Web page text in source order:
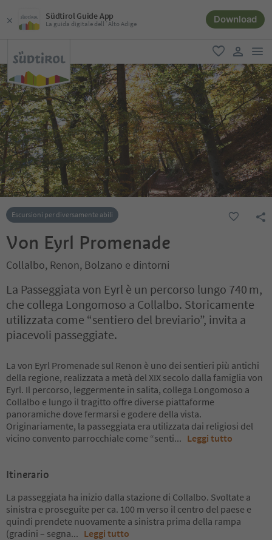
Südtirol Guide App
La guida digitale dell´Alto Adige Download
favoriti
user link
Escursioni per diversamente abili
Von Eyrl Promenade
Collalbo, Renon, Bolzano e dintorni
La Passeggiata von Eyrl è un percorso lungo 740 m,
che collega Longomoso a Collalbo. Storicamente
utilizzata come “sentiero del breviario”, invita a
piacevoli passeggiate.
La von Eyrl Promenade sul Renon è uno dei sentieri più antichi
della regione, realizzata a metà del XIX secolo dalla famiglia von
Eyrl. Il percorso, leggermente in salita, collega Longomoso a
Collalbo e lungo il tragitto offre diverse piattaforme
panoramiche dove fermarsi e godere della vista.
Originariamente, la passeggiata era utilizzata dai religiosi del
vicino convento parrocchiale come “senti... Leggi tutto
Itinerario
La passeggiata ha inizio dalla stazione di Collalbo. Svoltate a
sinistra e proseguite per ca. 100 m verso il centro del paese e
quindi prendete nuovamente a sinistra prima della rampa
(gradini – segna... Leggi tutto